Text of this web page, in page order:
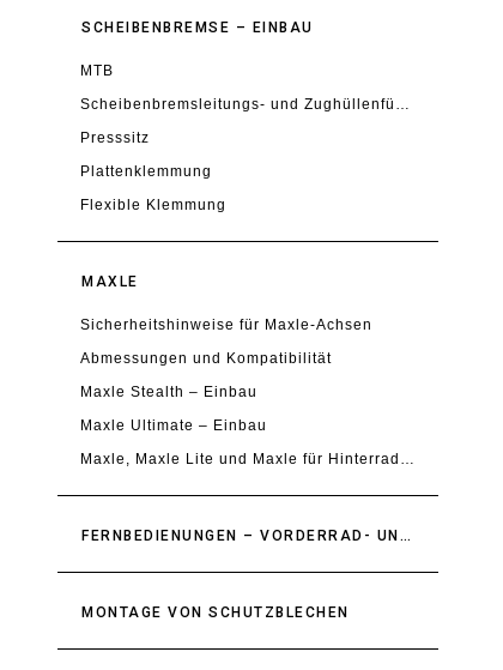
SCHEIBENBREMSE – EINBAU
MTB
Scheibenbremsleitungs- und Zughüllenführung
Presssitz
Plattenklemmung
Flexible Klemmung
MAXLE
Sicherheitshinweise für Maxle-Achsen
Abmessungen und Kompatibilität
Maxle Stealth – Einbau
Maxle Ultimate – Einbau
Maxle, Maxle Lite und Maxle für Hinterradachse
FERNBEDIENUNGEN – VORDERRAD- UND HINTERBAUFEDERUNG
MONTAGE VON SCHUTZBLECHEN